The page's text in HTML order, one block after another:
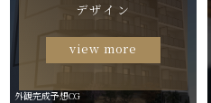
デザイン
view more
外観完成予想CG